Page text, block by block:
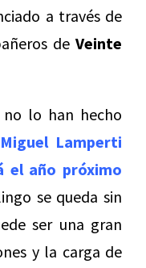
a través de
de Veinte
no lo han hecho
Miguel Lamperti
el año próximo
se queda sin
ser una gran
y la carga de